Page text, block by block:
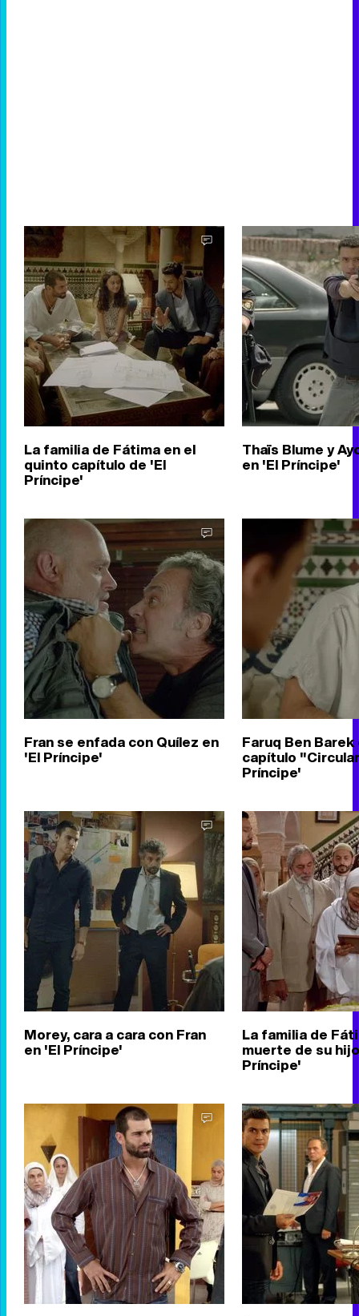
La familia de Fátima en el
quinto capítulo de 'El
Príncipe'
Thaïs Blume y
en 'El Príncipe'
Fran se enfada con Quílez en
'El Príncipe'
Faruq Ben Barek
capítulo
Príncipe'
Morey, cara a cara con Fran
en 'El Príncipe'
La familia de
muerte de su
Príncipe'